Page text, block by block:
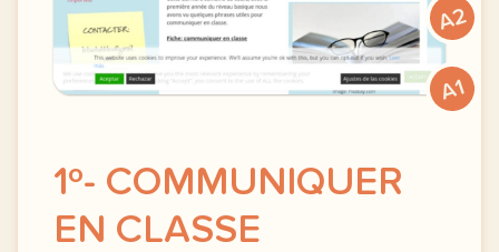
A2
A1
1º- COMMUNIQUER
EN CLASSE